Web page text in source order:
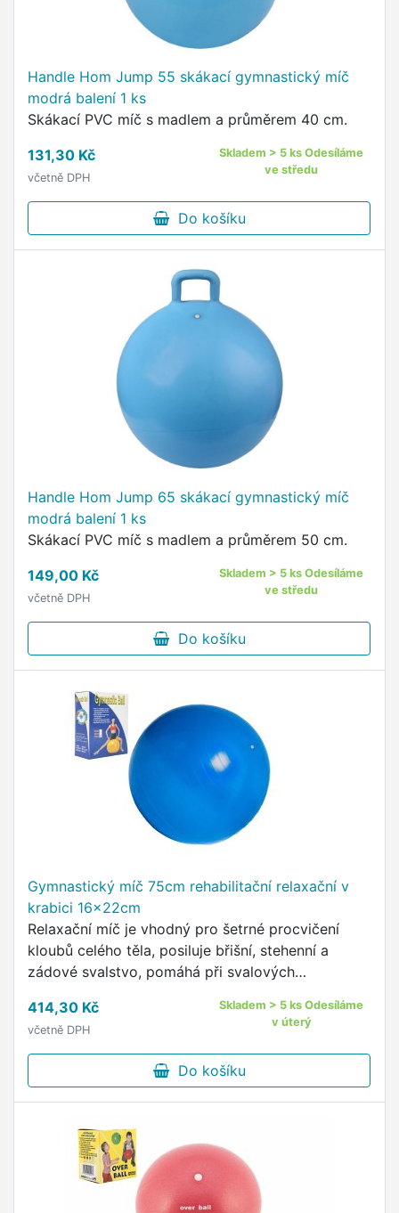
Handle Hom Jump 55 skákací gymnastický míč
modrá balení 1 ks
Skákací PVC míč s madlem a průměrem 40 cm.
131,30 Kč
včetně DPH
Skladem > 5 ks Odesíláme
ve středu
Do košíku
Handle Hom Jump 65 skákací gymnastický míč
modrá balení 1 ks
Skákací PVC míč s madlem a průměrem 50 cm.
149,00 Kč
včetně DPH
Skladem > 5 ks Odesíláme
ve středu
Do košíku
Gymnastický míč 75cm rehabilitační relaxační v
krabici 16x22cm
Relaxační míč je vhodný pro šetrné procvičení
kloubů celého těla, posiluje břišní, stehenní a
zádové svalstvo, pomáhá při svalových
414,30 Kč
včetně DPH
Skladem > 5 ks Odesíláme
v úterý
Do košíku